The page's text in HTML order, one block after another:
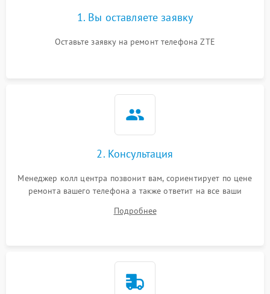
1. Вы оставляете заявку
Оставьте заявку на ремонт телефона ZTE
2. Консультация
Менеджер колл центра позвонит вам, сориентирует по цене
ремонта вашего телефона а также ответит на все ваши
Подробнее